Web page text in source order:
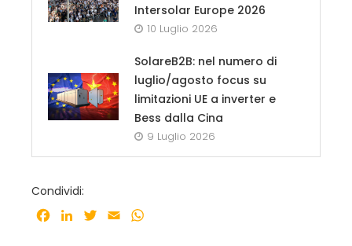
Intersolar Europe 2026
10 Luglio 2026
SolareB2B: nel numero di
luglio/agosto focus su
limitazioni UE a inverter e
Bess dalla Cina
9 Luglio 2026
Condividi:
Facebook
LinkedInTwitter
Email